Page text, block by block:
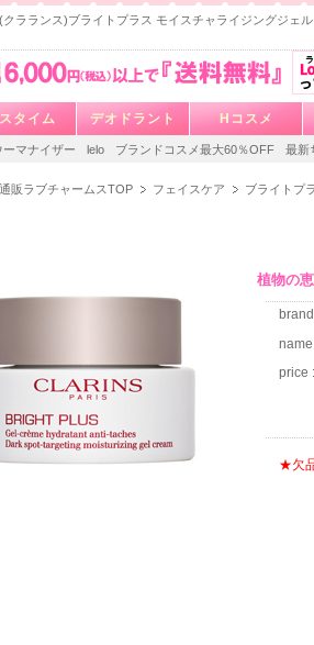
クラランス)ブライトプラス モイスチャライジングジェ
タイム デオドラント Hコスメ
ーマナイザー lelo ブランドコスメ最大60％OFF 最新
販ラブチャームスTOP フェイスケア ブライトプ
植物の
name
price :
★欠